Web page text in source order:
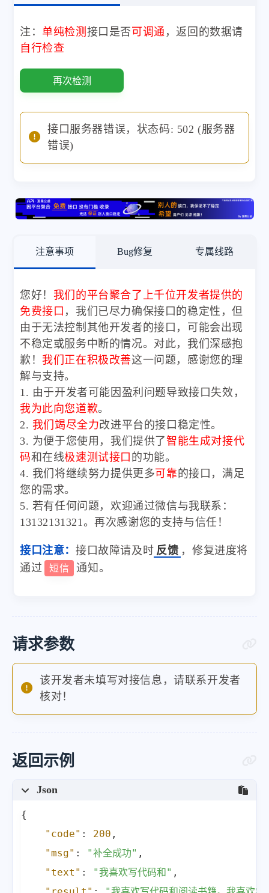
注： 单纯检测 接口是否 可调通 ，返回的数据请
自行检查
再次检测
接口服务器错误，状态码: 502 (服务器
错误)
注意事项 Bug修复 专属线路
您好！ 我们的平台聚合了上千位开发者提供的
免费接口 ，我们已尽力确保接口的稳定性，但
由于无法控制其他开发者的接口，可能会出现
不稳定或服务中断的情况。对此，我们深感抱
歉！ 我们正在积极改善这一问题，感谢您的理
解与支持。
1. 由于开发者可能因盈利问题导致接口失效，
我为此向您道歉。
2. 我们竭尽全力改进平台的接口稳定性。
3. 为便于您使用，我们提供了智能生成对接代
码和在线极速测试接口 的功能。
4. 我们将继续努力提供更多可靠的接口，满足
您的需求。
5. 若有任何问题，欢迎通过微信与我联系：
13132131321。再次感谢您的支持与信任！
接口注意： 接口故障请及时 反馈 ，修复进度将
通过
短信 通知。
请求参数
该开发者未填写对接信息，请联系开发者
核对！
返回示例
Json
{
"code" : 200 ,
"msg" : "补全成功" ,
"text" : "我喜欢写代码和" ,